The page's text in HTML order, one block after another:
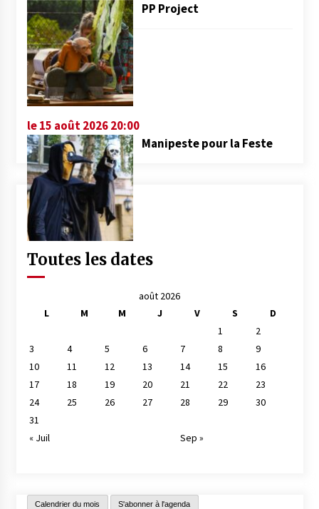
PP Project
le 15 août 2026 20:00
Manipeste pour la Feste
Toutes les dates
août 2026
L
M M J V S
D
1
2
3
4 5 6 7 8
9
10
11 12 13 14 15
16
17
18 19 20 21 22
23
24
25 26 27 28 29
30
31
« Juil
Sep »
Calendrier du mois S'abonner à l'agenda